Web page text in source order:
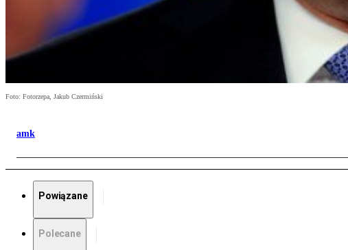
Foto: Fotorzepa, Jakub Czermiński
amk
Powiązane
Polecane